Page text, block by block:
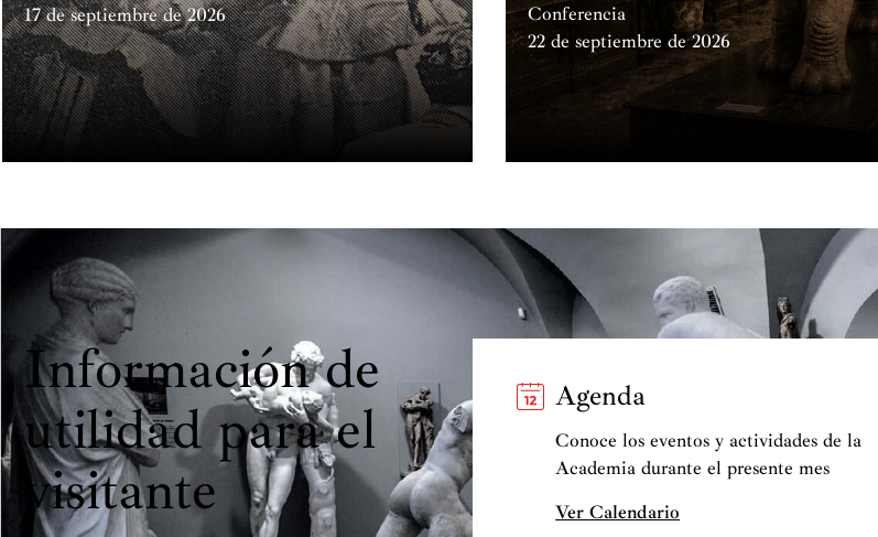
17 de septiembre de 2026
Conferencia
22 de septiembre de 2026
Información de
utilidad para el
visitante
Agenda
Conoce los eventos y actividades de la
Academia durante el presente mes
Ver Calendario